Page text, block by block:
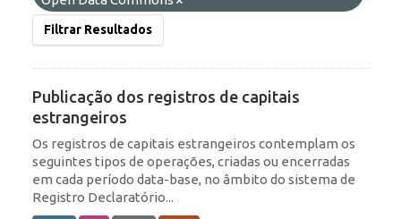
Filtrar Resultados
Publicação dos registros de capitais
estrangeiros
Os registros de capitais estrangeiros contemplam os
seguintes tipos de operações, criadas ou encerradas
em cada período data-base, no âmbito do sistema de
Registro Declaratório...